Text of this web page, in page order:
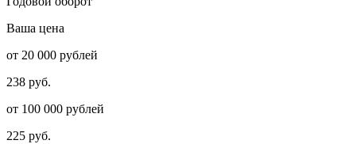
Ваша цена
от 20 000 рублей
238 руб.
от 100 000 рублей
225 руб.